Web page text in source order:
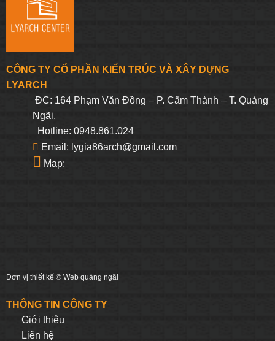
CÔNG TY CỔ PHẦN KIẾN TRÚC VÀ XÂY DỰNG
LYARCH
ĐC: 164 Phạm Văn Đồng – P. Cẩm Thành – T. Quảng
Ngãi.
Hotline: 0948.861.024
Email: lygia86arch@gmail.com
Map:
Đơn vị thiết kế © Web quảng ngãi
THÔNG TIN CÔNG TY
Giới thiệu
Liên hệ